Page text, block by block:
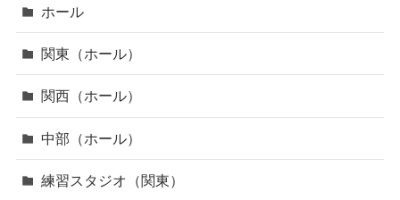
ホール
関東（ホール）
関西（ホール）
中部（ホール）
練習スタジオ（関東）